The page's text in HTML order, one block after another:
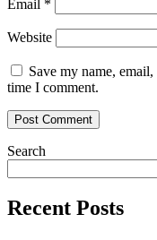
Email *
Website
Save my name,
time I comment.
Search
Recent Posts